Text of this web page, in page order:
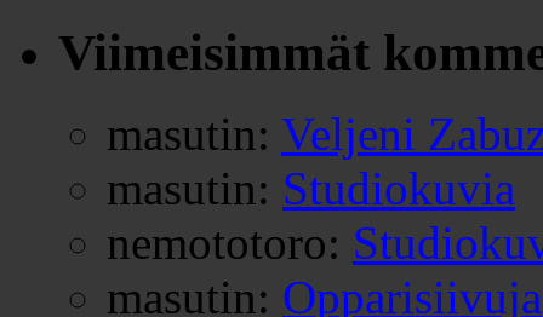
Viimeisimmät
masutin: Veljeni
masutin: Studiokuvia
nemototoro:
masutin: Opparisiivuja